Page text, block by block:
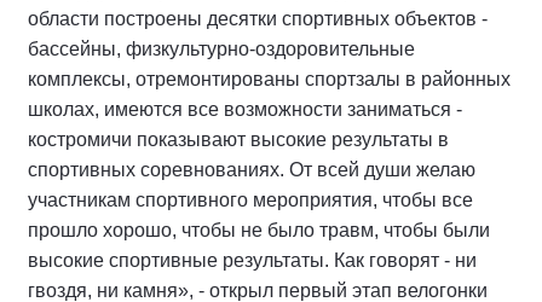
области построены десятки спортивных объектов -
бассейны, физкультурно-оздоровительные
комплексы, отремонтированы спортзалы в районных
школах, имеются все возможности заниматься -
костромичи показывают высокие результаты в
спортивных соревнованиях. От всей души желаю
участникам спортивного мероприятия, чтобы все
прошло хорошо, чтобы не было травм, чтобы были
высокие спортивные результаты. Как говорят - ни
гвоздя, ни камня», - открыл первый этап велогонки